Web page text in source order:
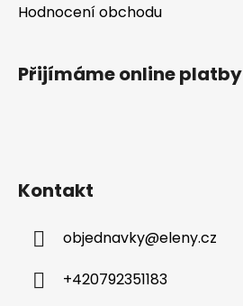
Hodnocení obchodu
Přijímáme online platby
Kontakt
objednavky@eleny.cz
+420792351183